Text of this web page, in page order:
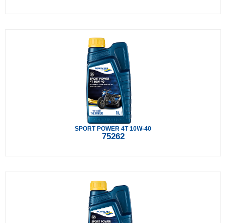
SPORT POWER 4T 10W-40
75262